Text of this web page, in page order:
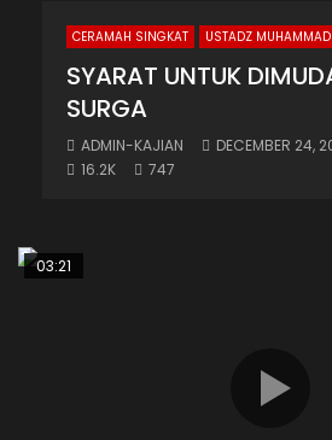
CERAMAH SINGKAT USTADZ
SYARAT UNTUK
SURGA
ADMIN-KAJIAN
DECEMBER 24,
16.2K
747
03:21